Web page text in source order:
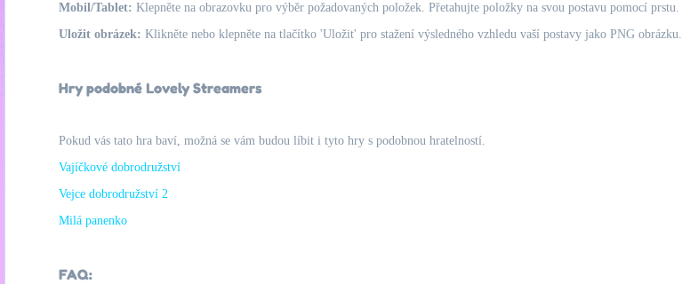
Mobil/Tablet: Klepněte na obrazovku pro výběr požadovaných položek. Přetahujte položky na svou postavu pomocí prstu.
Uložit obrázek: Klikněte nebo klepněte na tlačítko 'Uložit' pro stažení výsledného vzhledu vaší postavy jako PNG obrázku.
Hry podobné Lovely Streamers
Pokud vás tato hra baví, možná se vám budou líbit i tyto hry s podobnou hratelností.
Vajíčkové dobrodružství
Vejce dobrodružství 2
Milá panenko
FAQ: